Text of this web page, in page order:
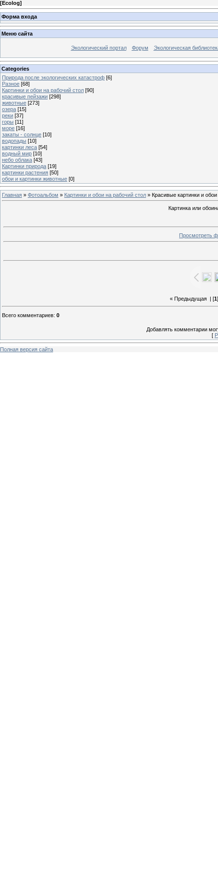
[Ecolog]
Форма входа
Меню сайта
Экологический портал Форум Экологическая
Categories
Природа после экологических катастроф [6]
Разное [68]
Картинки и обои на рабочий стол [90]
красивые пейзажи [298]
животные [273]
озера [15]
реки [37]
горы [11]
море [16]
закаты - солнце [10]
водопады [10]
картинки леса [54]
водный мир [10]
небо облака [43]
Картинки природа [19]
картинки растения [50]
обои и картинки животные [0]
Главная » Фотоальбом » Картинки и обои на рабочий стол » Красивые картинки и
Картинка или
Просмотреть
« Предыдущая| [1
Всего комментариев: 0
Добавлять комментарии
[
Полная версия сайта